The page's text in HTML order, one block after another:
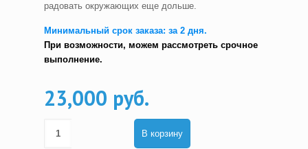
радовать окружающих еще дольше.
Минимальный срок заказа: за 2 дня.
При возможности, можем рассмотреть срочное
выполнение.
23,000 руб.
В корзину